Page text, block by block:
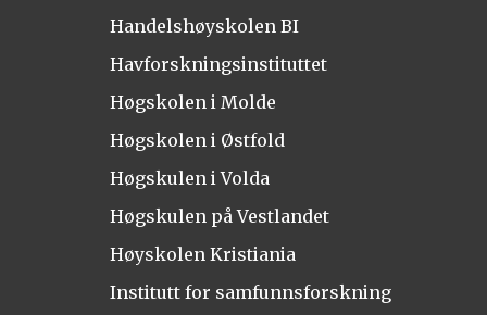
Handelshøyskolen BI
Havforskningsinstituttet
Høgskolen i Molde
Høgskolen i Østfold
Høgskulen i Volda
Høgskulen på Vestlandet
Høyskolen Kristiania
Institutt for samfunnsforskning